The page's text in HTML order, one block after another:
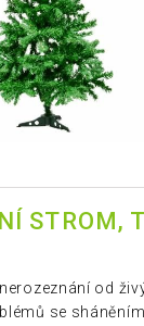
STROM,
od
se